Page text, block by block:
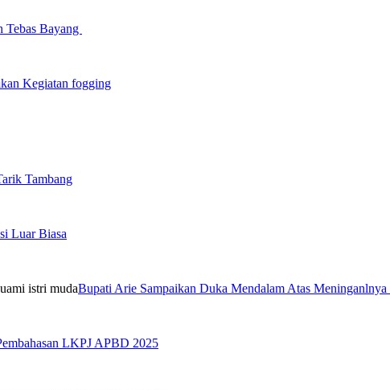
Tebas Bayang
Kegiatan fogging
Tambang
Luar Biasa
Bupati Arie Sampaikan Duka Mendalam Atas
LKPJ APBD 2025